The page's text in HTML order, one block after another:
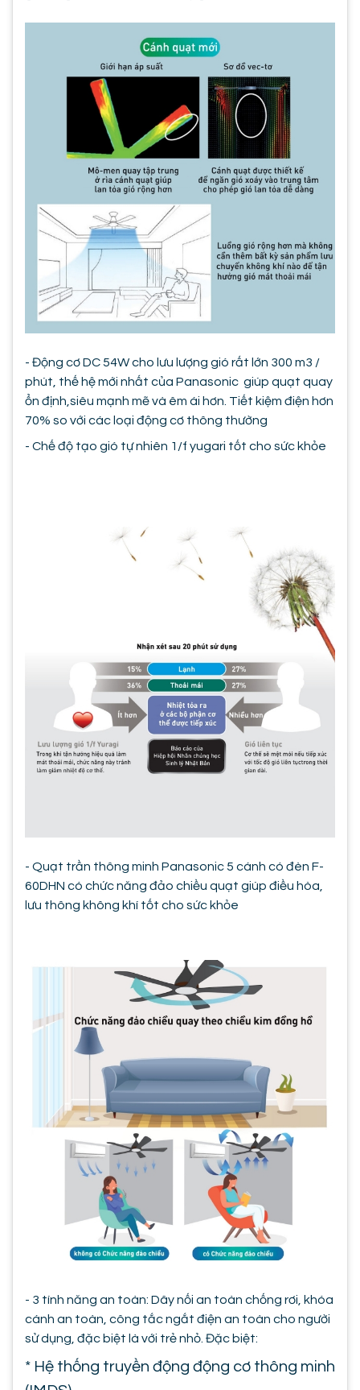
- Động cơ DC 54W cho lưu lượng gió rất lớn 300 m3 /
phút, thế hệ mới nhất của Panasonic giúp quạt quay
ổn định,siêu mạnh mẽ và êm ái hơn. Tiết kiệm điện hơn
70% so với các loại động cơ thông thường
- Chế độ tạo gió tự nhiên 1/f yugari tốt cho sức khỏe
- Quạt trần thông minh Panasonic 5 cánh có đèn F-
60DHN có chức năng đảo chiều quạt giúp điều hòa,
lưu thông không khí tốt cho sức khỏe
- 3 tính năng an toàn: Dây nối an toàn chống rơi, khóa
cánh an toàn, công tắc ngắt điện an toàn cho người
sử dụng, đặc biệt là với trẻ nhỏ. Đặc biệt:
* Hệ thống truyền động động cơ thông minh